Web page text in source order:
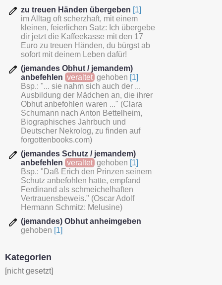
zu treuen Händen übergeben [1]
im Alltag oft scherzhaft, mit einem
kleinen, feierlichen Satz: Ich übergebe
dir jetzt die Kaffeekasse mit den 17
Euro zu treuen Händen, du bürgst ab
sofort mit deinem Leben dafür!
(jemandes Obhut / jemandem)
anbefehlen veraltet gehoben [1]
Bsp.: "... sie nahm sich auch der ...
Ausbildung der Mädchen an, die ihrer
Obhut anbefohlen waren ..." (Clara
Schumann nach Anton Bettelheim,
Biographisches Jahrbuch und
Deutscher Nekrolog, zu finden auf
forgottenbooks.com)
(jemandes Schutz / jemandem)
anbefehlen veraltet gehoben [1]
Bsp.: "Daß Erich den Prinzen seinem
Schutz anbefohlen hatte, empfand
Ferdinand als schmeichelhaften
Vertrauensbeweis." (Oscar Adolf
Hermann Schmitz: Melusine)
(jemandes) Obhut anheimgeben
gehoben [1]
Kategorien
[nicht gesetzt]